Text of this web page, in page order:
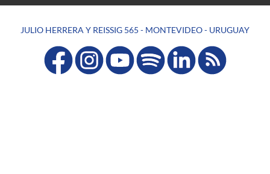
JULIO HERRERA Y REISSIG 565 - MONTEVIDEO - URUGUAY